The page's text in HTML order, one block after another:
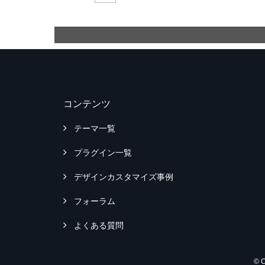
コンテンツ
テーマ一覧
プラグイン一覧
デザインカスタマイズ事例
フォーラム
よくある質問
©